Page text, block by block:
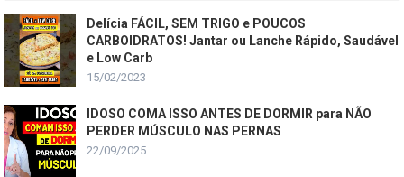
Delícia FÁCIL, SEM TRIGO e POUCOS
CARBOIDRATOS! Jantar ou Lanche Rápido, Saudável
e Low Carb
15/02/2023
IDOSO COMA ISSO ANTES DE DORMIR para NÃO
PERDER MÚSCULO NAS PERNAS
22/09/2025